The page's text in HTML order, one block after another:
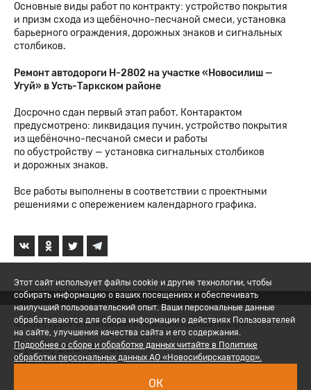
Основные виды работ по контракту: устройство покрытия
и призм схода из щебёночно-песчаной смеси, установка
барьерного ограждения, дорожных знаков и сигнальных
столбиков.
Ремонт автодороги Н-2802 на участке «Новосилиш —
Угуй» в Усть-Таркском районе
Досрочно сдан первый этап работ. Контарактом
предусмотрено: ликвидация пучин, устройство покрытия
из щебёночно-песчаной смеси и работы
по обустройству — установка сигнальных столбиков
и дорожных знаков.
Все работы выполнены в соответствии с проектными
решениями с опережением календарного графика.
© 2026 Группа компаний «Новосибирскавтодор»
8 (800) 200-05-06
Политика обработки ПД
Этот сайт использует файлы cookie и другие технологии, чтобы
собирать информацию о ваших посещениях и обеспечивать
наилучший пользовательский опыт. Ваши персональные данные
обрабатываются для сбора информации о действиях Пользователей
на сайте, улучшения качества сайта и его содержания.
Подробнее о сборе и обработке данных читайте в Политике
обработки персональных данных АО «Новосибирскавтодор».
ОК